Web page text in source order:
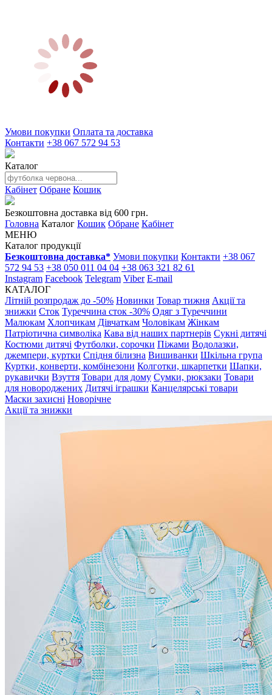
Умови покупки Оплата та доставка
Контакти +38 067 572 94 53
Каталог
Кабінет Обране Кошик
Безкоштовна доставка від 600 грн.
Головна Каталог Кошик Обране Кабінет
МЕНЮ
Каталог продукції
Безкоштовна доставка* Умови покупки Контакти +38 067
572 94 53 +38 050 011 04 04 +38 063 321 82 61
Instagram Facebook Telegram Viber E-mail
КАТАЛОГ
Літній розпродаж до -50% Новинки Товар тижня Акції та
знижки Сток Туреччина сток -30% Одяг з Туреччини
Малюкам Хлопчикам Дівчаткам Чоловікам Жінкам
Патріотична символіка Кава від наших партнерів Сукні дитячі
Костюми дитячі Футболки, сорочки Піжами Водолазки,
джемпери, куртки Спідня білизна Вишиванки Шкільна група
Куртки, конверти, комбінезони Колготки, шкарпетки Шапки,
рукавички Взуття Товари для дому Сумки, рюкзаки Товари
для новороджених Дитячі іграшки Канцелярські товари
Маски захисні Новорічне
Акції та знижки